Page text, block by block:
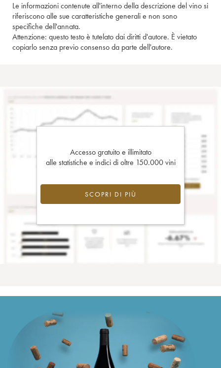
Le informazioni contenute all'interno della descrizione del vino si
riferiscono alle sue caratteristiche generali e non sono
specifiche dell'annata.
Attenzione: questo testo è tutelato dai diritti d'autore. È vietato
copiarlo senza previo consenso da parte dell'autore.
Accesso gratuito e illimitato
alle statistiche e indici di oltre 150.000 vini
SCOPRI DI PIÙ